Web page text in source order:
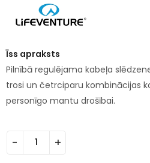
Īss apraksts
Pilnībā regulējama kabeļa
trosi un četrciparu kombinācijas
personīgo mantu drošībai.